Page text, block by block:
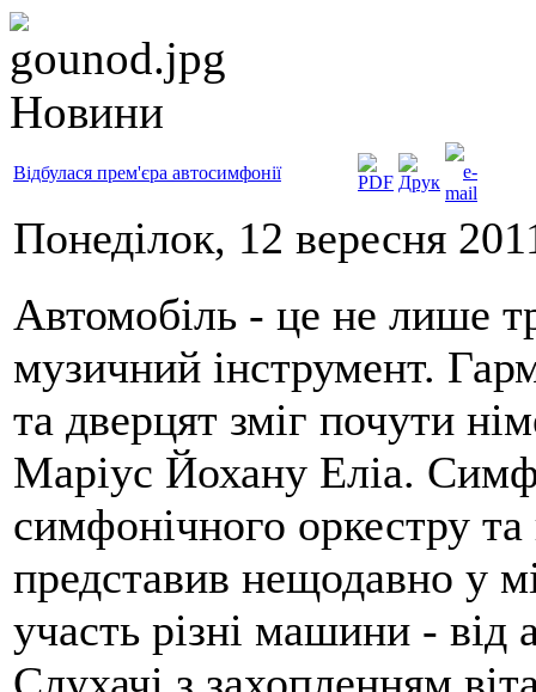
Новини
Відбулася прем'єра автосимфонії
Понеділок, 12 вересня
Автомобіль - це не лише
музичний інструмент.
та дверцят зміг почути
Маріус Йохану Еліа.
симфонічного оркестру
представив нещодавно у
участь різні машини - від